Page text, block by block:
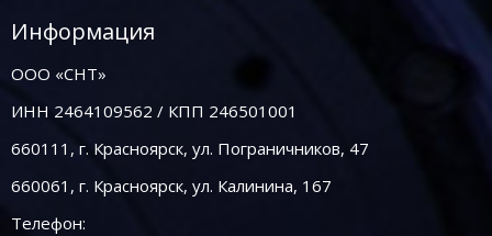
Информация
ООО «СНТ»
ИНН 2464109562 / КПП 246501001
660111, г. Красноярск, ул. Пограничников, 47
660061, г. Красноярск, ул. Калинина, 167
Телефон: